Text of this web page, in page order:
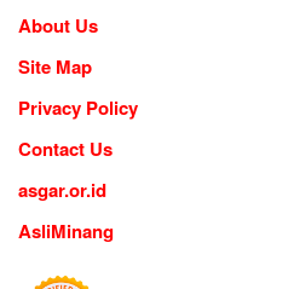
About Us
Site Map
Privacy Policy
Contact Us
asgar.or.id
AsliMinang